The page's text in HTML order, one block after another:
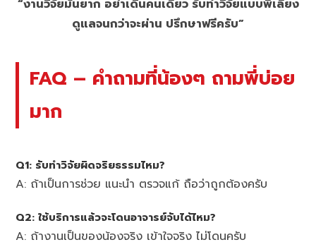
“งานวิจัยมันยาก อย่าเดินคนเดียว รับทำวิจัยแบบพี่เลี้ยง
ดูแลจนกว่าจะผ่าน ปรึกษาฟรีครับ”
FAQ – คำถามที่น้องๆ ถามพี่บ่อย
มาก
Q1: รับทำวิจัยผิดจริยธรรมไหม?
A: ถ้าเป็นการช่วย แนะนำ ตรวจแก้ ถือว่าถูกต้องครับ
Q2: ใช้บริการแล้วจะโดนอาจารย์จับได้ไหม?
A: ถ้างานเป็นของน้องจริง เข้าใจจริง ไม่โดนครับ